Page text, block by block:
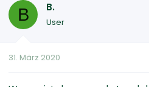
B B.
User
31. März 2020